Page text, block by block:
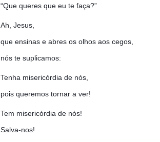
“Que queres que eu te faça?”
Ah, Jesus,
que ensinas e abres os olhos aos cegos,
nós te suplicamos:
Tenha misericórdia de nós,
pois queremos tornar a ver!
Tem misericórdia de nós!
Salva-nos!